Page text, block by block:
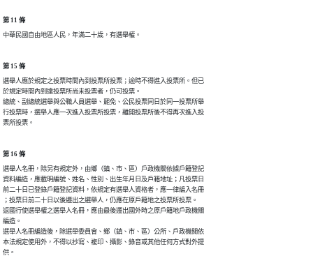
第 11 條
中華民國自由地區人民，年滿二十歲，有選舉權。
第 15 條
選舉人應於規定之投票時間內到投票所投票；逾時不得進入投票所。但已
於規定時間內到達投票所尚未投票者，仍可投票。
總統、副總統選舉與公職人員選舉、罷免、公民投票同日於同一投票所舉
行投票時，選舉人應一次進入投票所投票，離開投票所後不得再次進入投
票所投票。
第 16 條
選舉人名冊，除另有規定外，由鄉（鎮、市、區）戶政機關依據戶籍登記
資料編造，應載明編號、姓名、性別、出生年月日及戶籍地址；凡投票日
前二十日已登錄戶籍登記資料，依規定有選舉人資格者，應一律編入名冊
；投票日前二十日以後遷出之選舉人，仍應在原戶籍地之投票所投票。
返國行使選舉權之選舉人名冊，應由最後遷出國外時之原戶籍地戶政機關
編造。
選舉人名冊編造後，除選舉委員會、鄉（鎮、市、區）公所、戶政機關依
本法規定使用外，不得以抄寫、複印、攝影、錄音或其他任何方式對外提
供。